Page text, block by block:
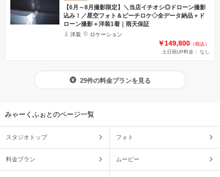
【6月～8月撮影限定】＼当店イチオシ◎ドローン撮影
込み！／星空フォト＆ビーチロケ◇全データ納品＋ド
ローン撮影＋洋装1着｜雨天保証
洋装 ロケーション
￥149,800 （税込）
土日祝UP料金： なし
29件の料金プランを見る
みゃーくふぉとのページ一覧
スタジオトップ フォト
料金プラン ムービー